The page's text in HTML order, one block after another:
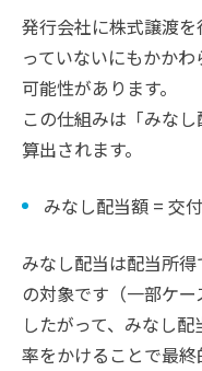
発行会社に株式譲渡
っていないにもかか
可能性があります。
この仕組みは「みな
算出されます。
みなし配当額 = 交
みなし配当は配当所
の対象です（一部ケー
したがって、みなし
率をかけることで最終